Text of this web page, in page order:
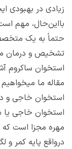
زیادی در بهبودی
بااین‌حال، مهم
حتماً به یک
تشخیص و درمان
استخوان ساکروم
مقاله ما
استخوان خاجی و
استخوان خاجی یا
مهره مجزا است که
درواقع پایه کمر